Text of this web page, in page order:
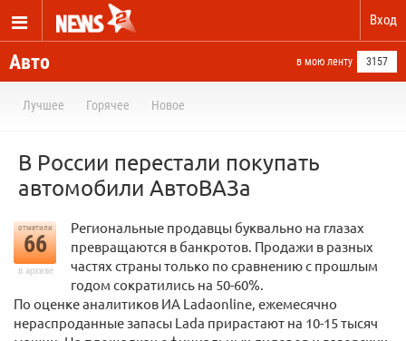
Вход
Авто в мою ленту 3157
Лучшее Горячее Новое
В России перестали покупать
автомобили АвтоВАЗа
отметили
66
в архиве
Региональные продавцы буквально на глазах
превращаются в банкротов. Продажи в разных
частях страны только по сравнению с прошлым
годом сократились на 50-60%.
По оценке аналитиков ИА Ladaonline, ежемесячно
нераспроданные запасы Lada прирастают на 10-15 тысяч